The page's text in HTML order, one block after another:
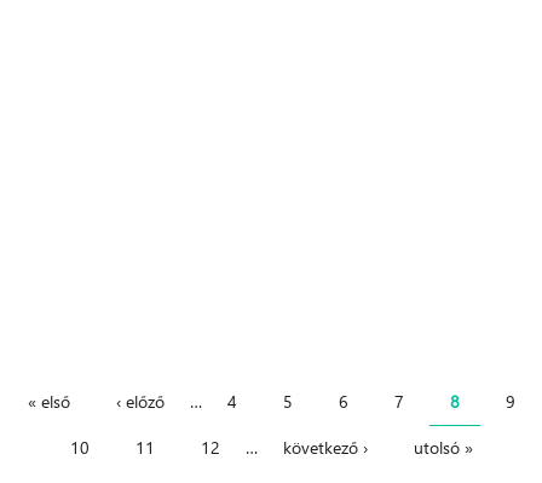
Oldalak
« első ‹ előző … 4 5 6 7 8
9
10
11 12 … következő › utolsó »